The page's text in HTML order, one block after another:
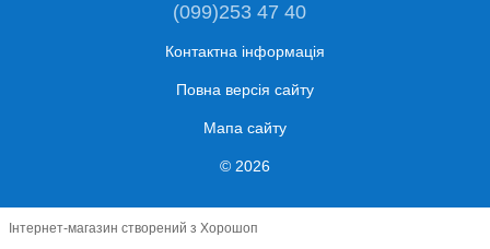
(099)253 47 40
Контактна інформація
Повна версія сайту
Мапа сайту
© 2026
Інтернет-магазин створений з Хорошоп